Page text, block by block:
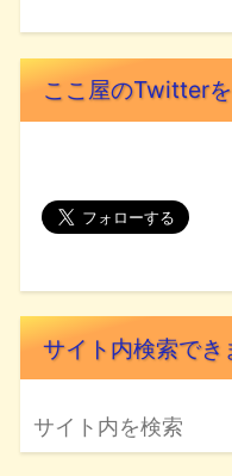
ここ屋のTwitter
サイト内検索でき